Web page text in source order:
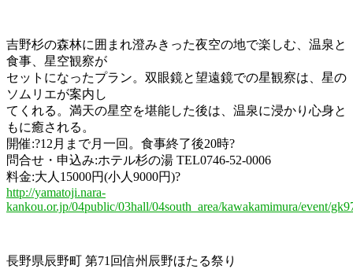
吉野杉の森林に囲まれ澄みきった夜空の地で楽しむ、温泉と
食事、星空観察が
セットになったプラン。双眼鏡と望遠鏡での星観察は、星の
ソムリエが案内し
てくれる。満天の星空を堪能した後は、温泉に浸かり心身と
もに癒される。
開催:?12月まで月一回。食事終了後20時?
問合せ・申込み:ホテル杉の湯 TEL0746-52-0006
料金:大人15000円(小人9000円)?
http://yamatoji.nara-
kankou.or.jp/04public/03hall/04south_area/kawakamimura/event/
長野県辰野町 第71回信州辰野ほたる祭り